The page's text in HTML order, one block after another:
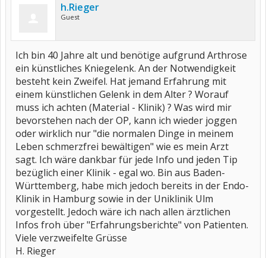
h.Rieger
Guest
Ich bin 40 Jahre alt und benötige aufgrund Arthrose
ein künstliches Kniegelenk. An der Notwendigkeit
besteht kein Zweifel. Hat jemand Erfahrung mit
einem künstlichen Gelenk in dem Alter ? Worauf
muss ich achten (Material - Klinik) ? Was wird mir
bevorstehen nach der OP, kann ich wieder joggen
oder wirklich nur "die normalen Dinge in meinem
Leben schmerzfrei bewältigen" wie es mein Arzt
sagt. Ich wäre dankbar für jede Info und jeden Tip
bezüglich einer Klinik - egal wo. Bin aus Baden-
Württemberg, habe mich jedoch bereits in der Endo-
Klinik in Hamburg sowie in der Uniklinik Ulm
vorgestellt. Jedoch wäre ich nach allen ärztlichen
Infos froh über "Erfahrungsberichte" von Patienten.
Viele verzweifelte Grüsse
H. Rieger